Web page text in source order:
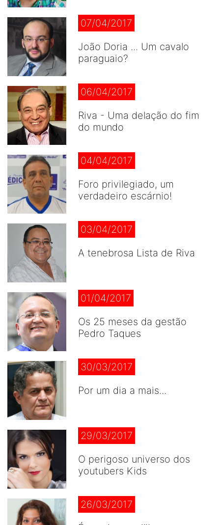
07/04/2017
João Doria ... Um cavalo
paraguaio?
06/04/2017
Riva - Uma delação do fim
do mundo
04/04/2017
Foro privilegiado, um
verdadeiro escárnio!
03/04/2017
A tenebrosa Lista de Riva
01/04/2017
Os 25 meses da gestão
Pedro Taques
30/03/2017
Por um dia a mais...
29/03/2017
O perigoso universo dos
youtubers Kids
26/03/2017